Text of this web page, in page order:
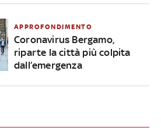
APPROFONDIMENTO
Coronavirus Bergamo,
riparte la città più colpita
dall’emergenza